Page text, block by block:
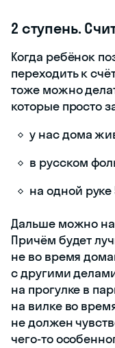
2 ступень.
Когда ребёнок
переходить к
тоже можно
которые просто
у нас дома
в русском
на одной
Дальше можно
Причём будет
не во время
с другими
на прогулке в
на вилке во
не должен
чего-то